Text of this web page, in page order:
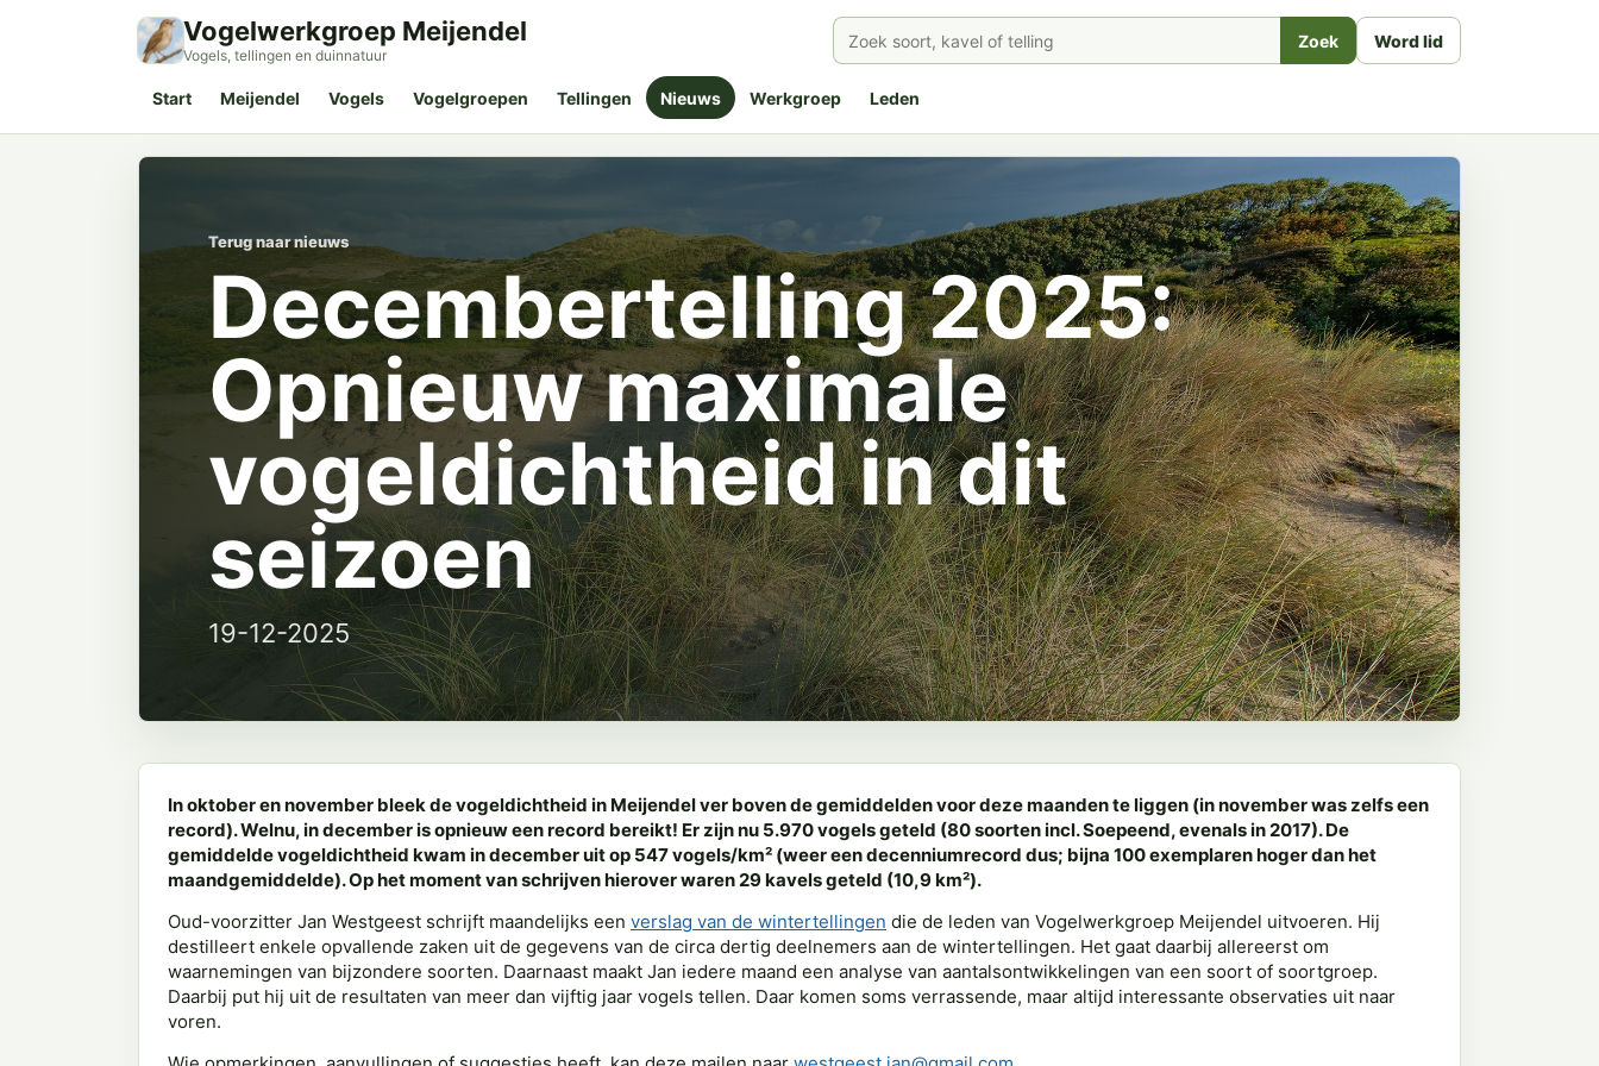
Vogelwerkgroep Meijendel
Vogels, tellingen en duinnatuur
Zoek Word lid
Start Meijendel Vogels Vogelgroepen Tellingen Nieuws Werkgroep Leden
Terug naar nieuws
Decembertelling 2025:
Opnieuw maximale
vogeldichtheid in dit
seizoen
19-12-2025
In oktober en november bleek de vogeldichtheid in Meijendel ver boven de gemiddelden voor deze maanden te liggen (in november was zelfs een
record). Welnu, in december is opnieuw een record bereikt! Er zijn nu 5.970 vogels geteld (80 soorten incl. Soepeend, evenals in 2017). De
gemiddelde vogeldichtheid kwam in december uit op 547 vogels/km² (weer een decenniumrecord dus; bijna 100 exemplaren hoger dan het
maandgemiddelde). Op het moment van schrijven hierover waren 29 kavels geteld (10,9 km²).
Oud-voorzitter Jan Westgeest schrijft maandelijks een verslag van de wintertellingen die de leden van Vogelwerkgroep Meijendel uitvoeren. Hij
destilleert enkele opvallende zaken uit de gegevens van de circa dertig deelnemers aan de wintertellingen. Het gaat daarbij allereerst om
waarnemingen van bijzondere soorten. Daarnaast maakt Jan iedere maand een analyse van aantalsontwikkelingen van een soort of soortgroep.
Daarbij put hij uit de resultaten van meer dan vijftig jaar vogels tellen. Daar komen soms verrassende, maar altijd interessante observaties uit naar
voren.